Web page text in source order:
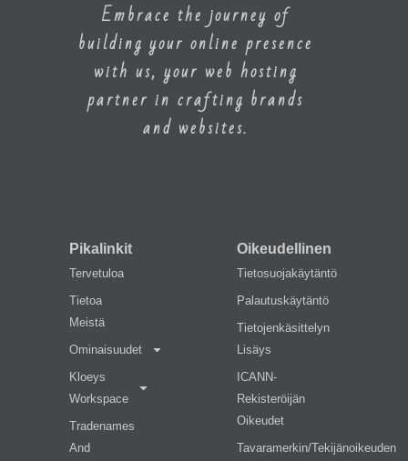
Embrace the journey of
building your online presence
with us, your web hosting
partner in crafting brands
and websites.
Pikalinkit
Tervetuloa
Tietoa
Meistä
Ominaisuudet
Kloeys
Workspace
Tradenames
And
Oikeudellinen
Tietosuojakäytäntö
Palautuskäytäntö
Tietojenkäsittelyn
Lisäys
ICANN-
Rekisteröijän
Oikeudet
Tavaramerkin/tekijänoikeuden
العربية
简体中文
हिन्दी